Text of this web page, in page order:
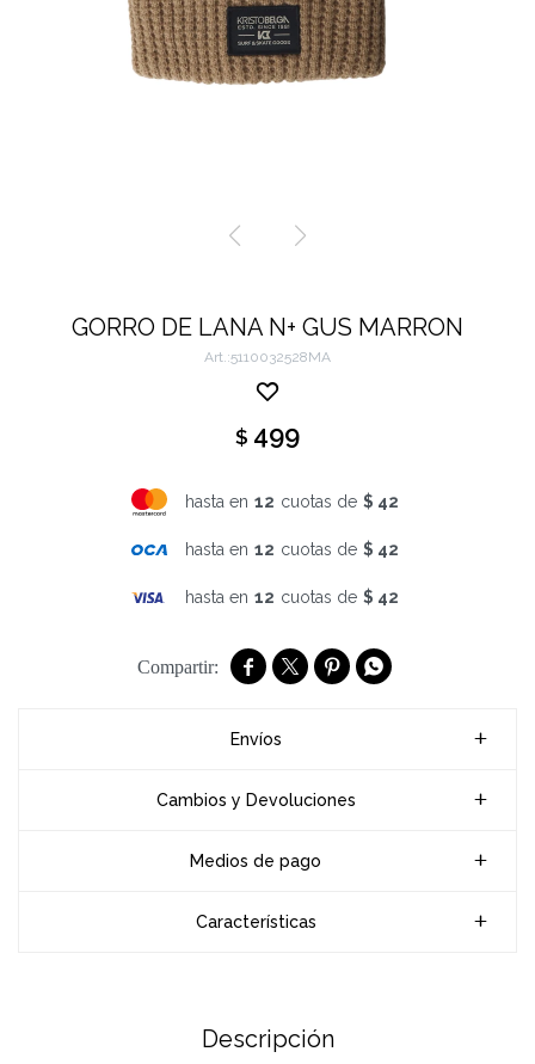
GORRO DE LANA N+ GUS MARRON
5110032528MA
$ 499
hasta en 12 cuotas de $ 42
hasta en 12 cuotas de $ 42
hasta en 12 cuotas de $ 42
   
Envíos
Cambios y Devoluciones
Medios de pago
Características
Descripción